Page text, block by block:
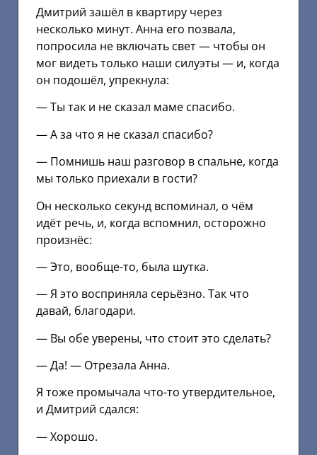
Дмитрий зашёл в квартиру через
несколько минут. Анна его позвала,
попросила не включать свет — чтобы он
мог видеть только наши силуэты — и, когда
он подошёл, упрекнула:
— Ты так и не сказал маме спасибо.
— А за что я не сказал спасибо?
— Помнишь наш разговор в спальне, когда
мы только приехали в гости?
Он несколько секунд вспоминал, о чём
идёт речь, и, когда вспомнил, осторожно
произнёс:
— Это, вообще-то, была шутка.
— Я это восприняла серьёзно. Так что
давай, благодари.
— Вы обе уверены, что стоит это сделать?
— Да! — Отрезала Анна.
Я тоже промычала что-то утвердительное,
и Дмитрий сдался:
— Хорошо.